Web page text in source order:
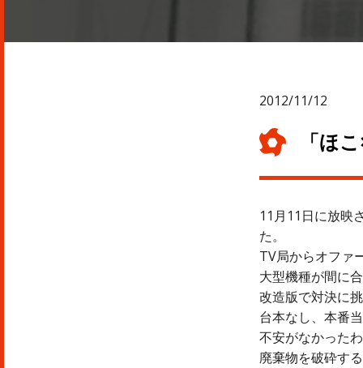
2012/11/12
「ほ
11月11日に放映
た。
TV局からオファ
大型機種が間に
改造版で対決に
台本なし、本番
不安がなかった
廃棄物を破砕す